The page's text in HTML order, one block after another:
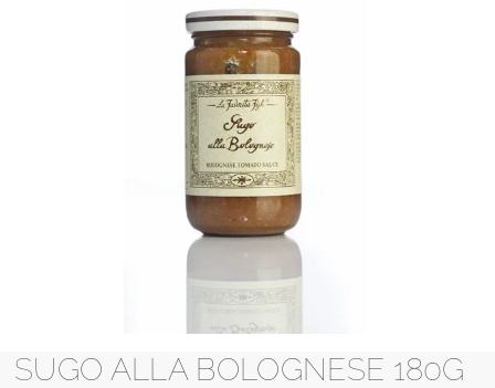
SUGO ALLA BOLOGNESE 180G